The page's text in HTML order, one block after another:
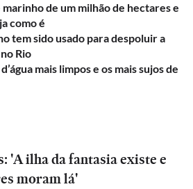
de um milhão de hectares e
como é
tem sido usado para despoluir a
Rio
mais limpos e os mais sujos de
'A ilha da fantasia existe e
moram lá'